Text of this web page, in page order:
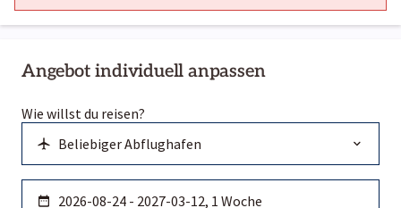
Angebot individuell anpassen
Wie willst du reisen?